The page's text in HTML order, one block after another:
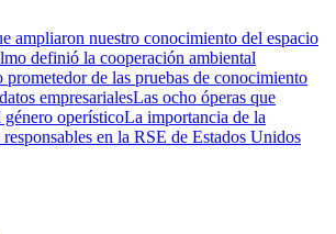
ampliaron nuestro conocimiento del espacio
definió la cooperación ambiental
de las pruebas de conocimiento
empresarialesLas ocho óperas que
operísticoLa importancia de la
en la RSE de Estados Unidos